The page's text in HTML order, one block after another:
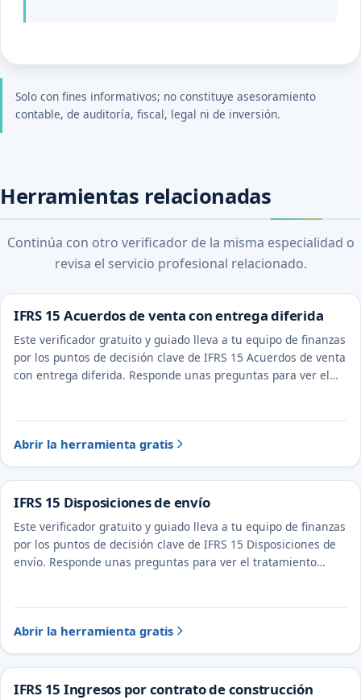
Solo con fines informativos; no constituye asesoramiento
contable, de auditoría, fiscal, legal ni de inversión.
Herramientas relacionadas
Continúa con otro verificador de la misma especialidad o
revisa el servicio profesional relacionado.
IFRS 15 Acuerdos de venta con entrega diferida
Este verificador gratuito y guiado lleva a tu equipo de finanzas
por los puntos de decisión clave de IFRS 15 Acuerdos de venta
con entrega diferida. Responde unas preguntas para ver el
Abrir la herramienta gratis
IFRS 15 Disposiciones de envío
Este verificador gratuito y guiado lleva a tu equipo de finanzas
por los puntos de decisión clave de IFRS 15 Disposiciones de
envío. Responde unas preguntas para ver el tratamiento
Abrir la herramienta gratis
IFRS 15 Ingresos por contrato de construcción